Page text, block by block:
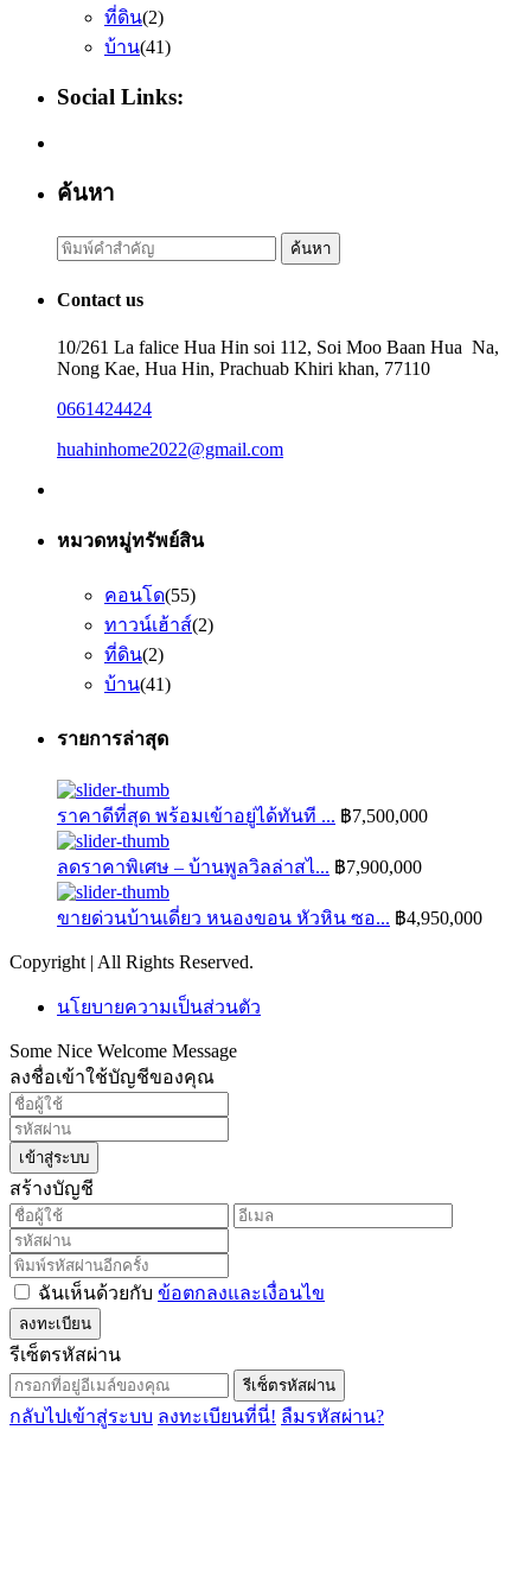
ที่ดิน(2)
บ้าน(41)
Social Links:
ค้นหา
Search
for:
ค้นหา
Contact us
10/261 La falice Hua Hin soi 112, Soi Moo Baan Hua Na,
Nong Kae, Hua Hin, Prachuab Khiri khan, 77110
0661424424
huahinhome2022@gmail.com
หมวดหมู่ทรัพย์สิน
คอนโด(55)
ทาวน์เฮ้าส์(2)
ที่ดิน(2)
บ้าน(41)
รายการล่าสุด
ราคาดีที่สุด พร้อมเข้าอยู่ได้ทันที ... ฿7,500,000
ลดราคาพิเศษ – บ้านพูลวิลล่าสไ... ฿7,900,000
ขายด่วนบ้านเดี่ยว หนองขอน หัวหิน ซอ... ฿4,950,000
Copyright | All Rights Reserved.
นโยบายความเป็นส่วนตัว
Some Nice Welcome Message
ลงชื่อเข้าใช้บัญชีของคุณ
เข้าสู่ระบบ
สร้างบัญชี
ฉันเห็นด้วยกับ ข้อตกลงและเงื่อนไข
ลงทะเบียน
รีเซ็ตรหัสผ่าน
รีเซ็ตรหัสผ่าน
กลับไปเข้าสู่ระบบ ลงทะเบียนที่นี่! ลืมรหัสผ่าน?